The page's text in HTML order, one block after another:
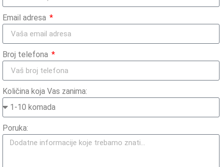
Email adresa
Broj telefona
Količina koja Vas zanima:
Poruka: